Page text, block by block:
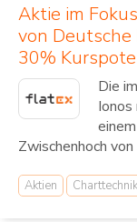
Aktie im
von Deutsche
30%
Die
Zwischenhoch
Aktien Charttechnik